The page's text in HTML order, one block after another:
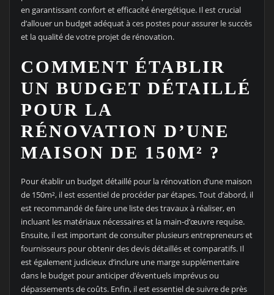
en garantissant confort et efficacité énergétique. Il est crucial
d’allouer un budget adéquat à ces postes pour assurer le succès
et la qualité de votre projet de rénovation.
COMMENT ÉTABLIR
UN BUDGET DÉTAILLÉ
POUR LA
RÉNOVATION D’UNE
MAISON DE 150M² ?
Pour établir un budget détaillé pour la rénovation d’une maison
de 150m², il est essentiel de procéder par étapes. Tout d’abord, il
est recommandé de faire une liste des travaux à réaliser, en
incluant les matériaux nécessaires et la main-d’œuvre requise.
Ensuite, il est important de consulter plusieurs entrepreneurs et
fournisseurs pour obtenir des devis détaillés et comparatifs. Il
est également judicieux d’inclure une marge supplémentaire
dans le budget pour anticiper d’éventuels imprévus ou
dépassements de coûts. Enfin, il est essentiel de suivre de près